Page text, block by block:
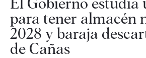
para tener almacén
2028 y baraja
de Cañas